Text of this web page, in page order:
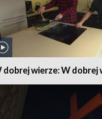
dobrej wierze: W dobrej